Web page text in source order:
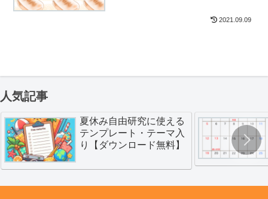
2021.09.09
人気記事
夏休み自由研究に使える
テンプレート・テーマ入
り【ダウンロード無料】